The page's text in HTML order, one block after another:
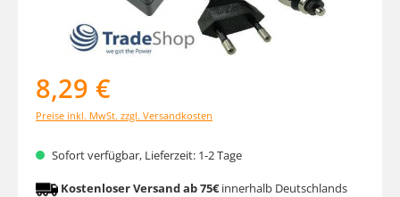
8,29 €
Preise inkl. MwSt. zzgl. Versandkosten
Sofort verfügbar, Lieferzeit: 1-2 Tage
Kostenloser Versand ab 75€innerhalb Deutschlands